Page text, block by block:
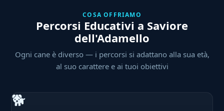
COSA OFFRIAMO
Percorsi Educativi a Saviore
dell'Adamello
Ogni cane è diverso — i percorsi si adattano alla sua età,
al suo carattere e ai tuoi obiettivi
🐕